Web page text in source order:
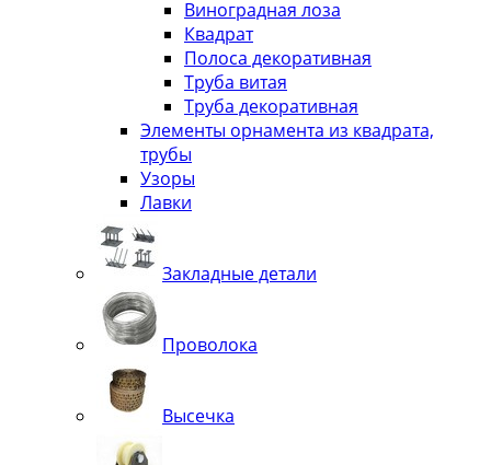
Виноградная лоза
Квадрат
Полоса декоративная
Труба витая
Труба декоративная
Элементы орнамента из квадрата,
трубы
Узоры
Лавки
Закладные детали
Проволока
Высечка